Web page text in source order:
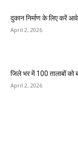
दुकान निर्माण के लिए करें
April 2, 2026
जिले भर में 100 तालाबों को
April 2, 2026